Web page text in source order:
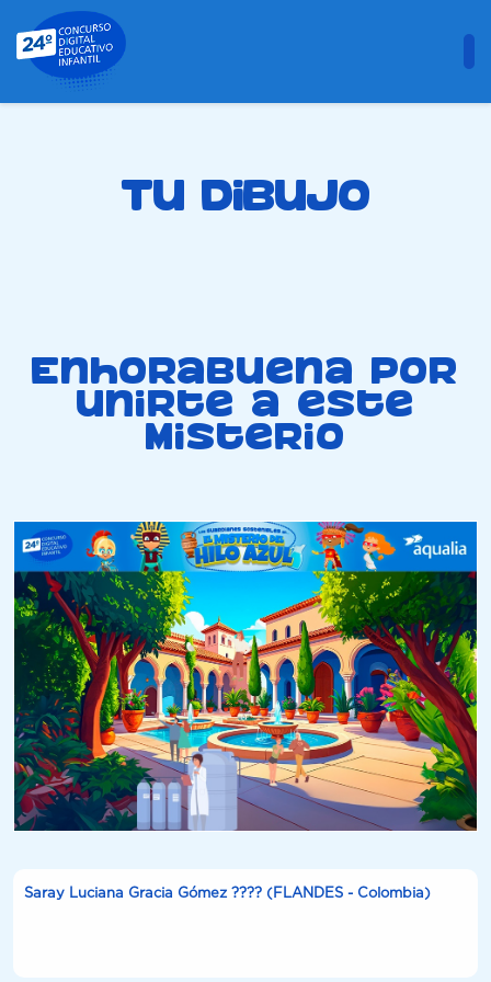
Tu dibujo
Enhorabuena por
unirte a este
misterio
Saray Luciana Gracia Gómez ???? (FLANDES - Colombia)